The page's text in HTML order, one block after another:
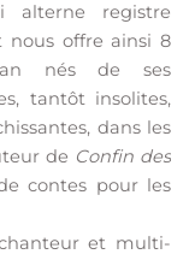
registre
offre ainsi 8
nés de ses
tantôt insolites,
dans les
de Confin des
contes pour les
et multi-